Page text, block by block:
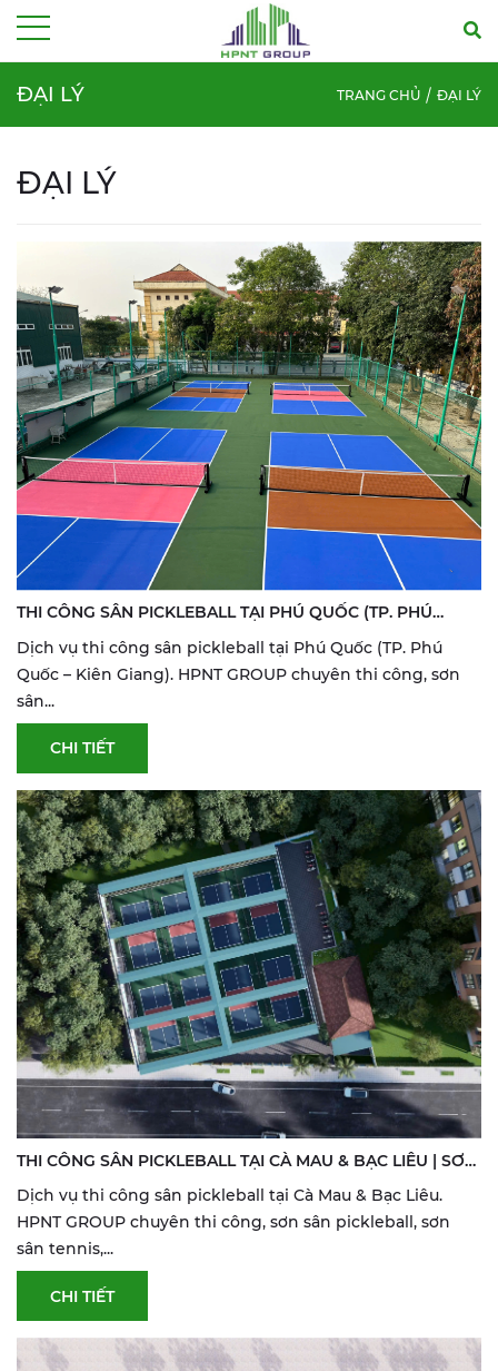
ĐẠI LÝ TRANG CHỦ ĐẠI LÝ
ĐẠI LÝ
THI CÔNG SÂN PICKLEBALL TẠI PHÚ QUỐC (TP. PHÚ
QUỐC – KIÊN GIANG) | SƠN & SỬA SÂN THỂ THAO
Dịch vụ thi công sân pickleball tại Phú Quốc (TP. Phú
Quốc – Kiên Giang). HPNT GROUP chuyên thi công, sơn
sân...
CHI TIẾT
THI CÔNG SÂN PICKLEBALL TẠI CÀ MAU & BẠC LIÊU | SƠN
& SỬA SÂN THỂ THAO
Dịch vụ thi công sân pickleball tại Cà Mau & Bạc Liêu.
HPNT GROUP chuyên thi công, sơn sân pickleball, sơn
sân tennis,...
CHI TIẾT